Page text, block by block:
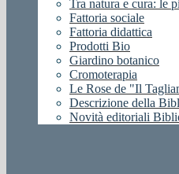
Tra natura e cura: le
Fattoria sociale
Fattoria didattica
Prodotti Bio
Giardino botanico
Cromoterapia
Le Rose de "Il
Descrizione della
Novità editoriali